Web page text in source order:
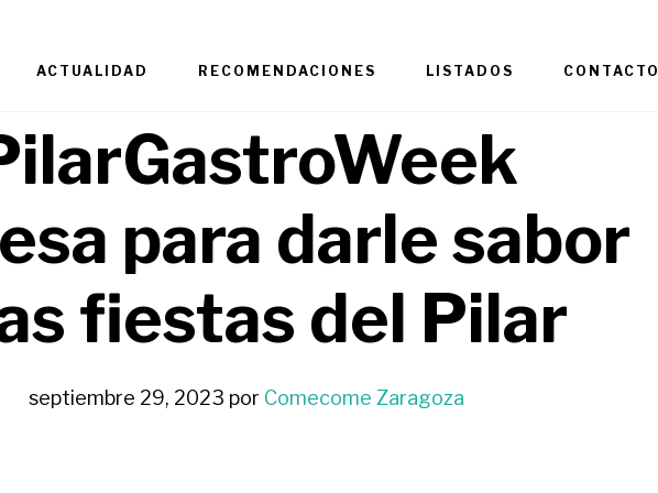
ACTUALIDAD RECOMENDACIONES LISTADOS CONTACTO
para darle sabor
fiestas del Pilar
septiembre 29, 2023 por Comecome Zaragoza